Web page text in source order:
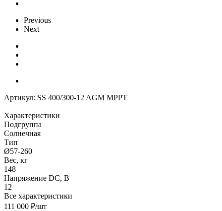
Previous
Next
Артикул: SS 400/300-12 AGM MPPT
Характеристики
Подгруппа
Солнечная
Тип
Ø57-260
Вес, кг
148
Напряжение DC, В
12
Все характеристики
111 000 ₽/шт